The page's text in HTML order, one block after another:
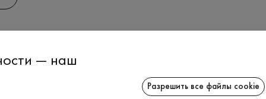
— наш
Разрешить все файлы cookie